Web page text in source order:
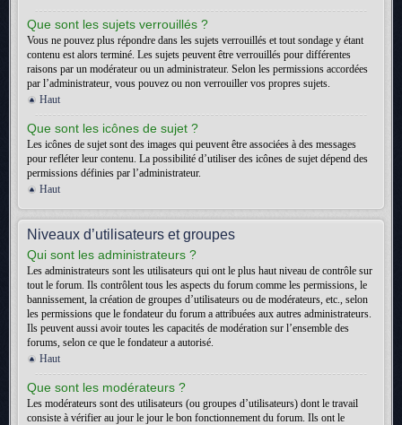
Que sont les sujets verrouillés ?
Vous ne pouvez plus répondre dans les sujets verrouillés et tout sondage y étant
contenu est alors terminé. Les sujets peuvent être verrouillés pour différentes
raisons par un modérateur ou un administrateur. Selon les permissions accordées
par l’administrateur, vous pouvez ou non verrouiller vos propres sujets.
Haut
Que sont les icônes de sujet ?
Les icônes de sujet sont des images qui peuvent être associées à des messages
pour refléter leur contenu. La possibilité d’utiliser des icônes de sujet dépend des
permissions définies par l’administrateur.
Haut
Niveaux d’utilisateurs et groupes
Qui sont les administrateurs ?
Les administrateurs sont les utilisateurs qui ont le plus haut niveau de contrôle sur
tout le forum. Ils contrôlent tous les aspects du forum comme les permissions, le
bannissement, la création de groupes d’utilisateurs ou de modérateurs, etc., selon
les permissions que le fondateur du forum a attribuées aux autres administrateurs.
Ils peuvent aussi avoir toutes les capacités de modération sur l’ensemble des
forums, selon ce que le fondateur a autorisé.
Haut
Que sont les modérateurs ?
Les modérateurs sont des utilisateurs (ou groupes d’utilisateurs) dont le travail
consiste à vérifier au jour le jour le bon fonctionnement du forum. Ils ont le